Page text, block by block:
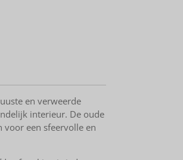
en verweerde
interieur. De oude
een sfeervolle en